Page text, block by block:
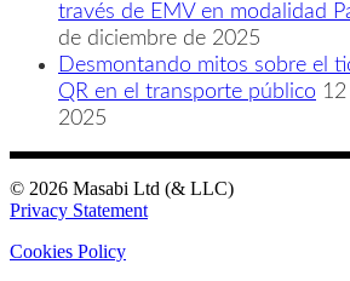
través de EMV en modalidad
de diciembre de 2025
Desmontando mitos sobre el
QR en el transporte público
2025
© 2026 Masabi Ltd (& LLC)
Privacy Statement
Cookies Policy